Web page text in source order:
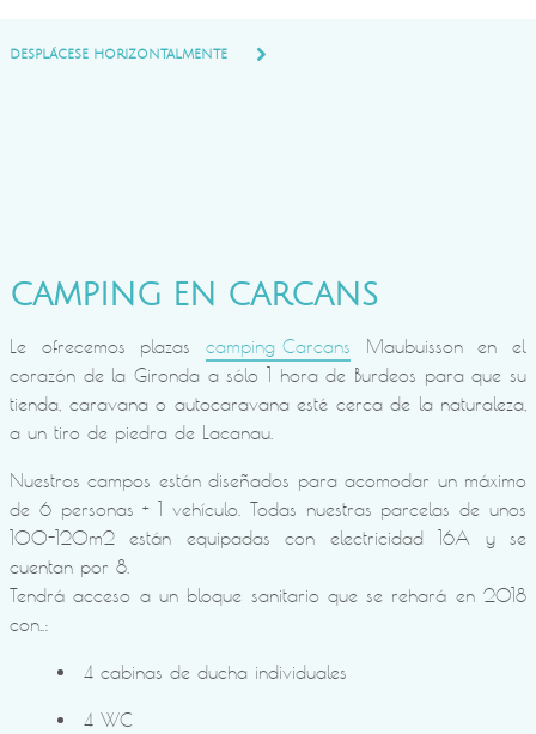
DESPLÁCESE HORIZONTALMENTE
CAMPING EN CARCANS
Le ofrecemos plazas camping Carcans Maubuisson en el
corazón de la Gironda a sólo 1 hora de Burdeos para que su
tienda, caravana o autocaravana esté cerca de la naturaleza,
a un tiro de piedra de Lacanau.
Nuestros campos están diseñados para acomodar un máximo
de 6 personas + 1 vehículo. Todas nuestras parcelas de unos
100-120m2 están equipadas con electricidad 16A y se
cuentan por 8.
Tendrá acceso a un bloque sanitario que se rehará en 2018
con..:
4 cabinas de ducha individuales
4 WC